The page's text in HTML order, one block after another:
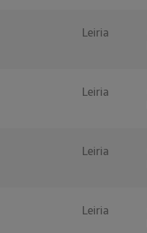
Leiria
Leiria
Leiria
Leiria